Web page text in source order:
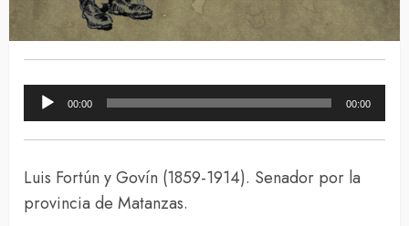
Reproductor
de
audio
00:00 00:00
Luis Fortún y Govín (1859-1914). Senador por la
provincia de Matanzas.